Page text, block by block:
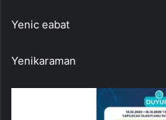
Yenic eabat
Yenikaraman